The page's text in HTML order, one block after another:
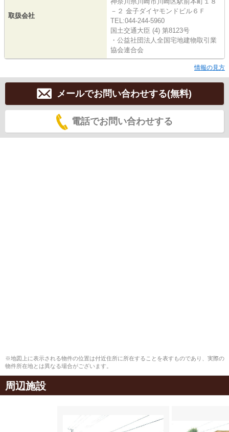
取扱会社
－２ 金子ダイヤモンドビル６Ｆ
TEL:044-244-5960
国土交通大臣 (4) 第8123号
・公益社団法人全国宅地建物取引業
協会連合会
情報の見方
メールでお問い合わせする(無料)
電話でお問い合わせする
※地図上に表示される物件の位置は付近住所に所在することを表すものであり、実際の
物件所在地とは異なる場合がございます。
周辺施設